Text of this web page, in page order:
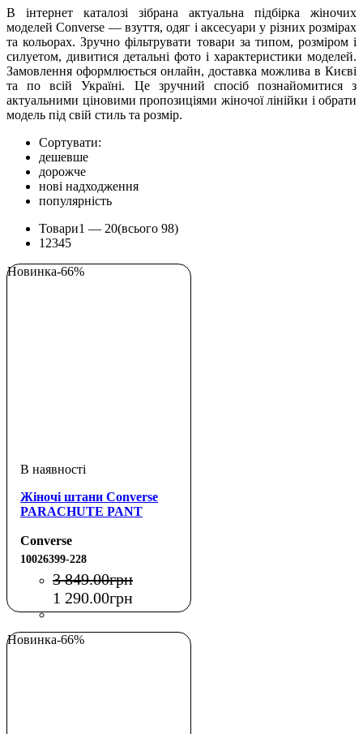
В інтернет каталозі зібрана актуальна підбірка жіночих
моделей Converse — взуття, одяг і аксесуари у різних розмірах
та кольорах. Зручно фільтрувати товари за типом, розміром і
силуетом, дивитися детальні фото і характеристики моделей.
Замовлення оформлюється онлайн, доставка можлива в Києві
та по всій Україні. Це зручний спосіб познайомитися з
актуальними ціновими пропозиціями жіночої лінійки і обрати
модель під свій стиль та розмір.
Сортувати:
дешевше
дорожче
нові надходження
популярність
Товари1 — 20(всього 98)
1 2345
Новинка-66%
Жіночі штани Converse
PARACHUTE PANT
Converse
10026399-228
3 849.00грн
1 290.00грн
Новинка-66%